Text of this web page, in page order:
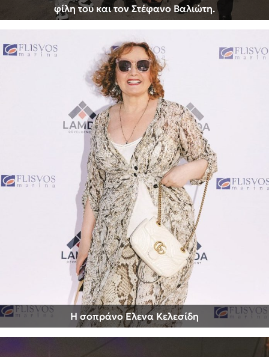
φίλη του και τον Στέφανο Βαλιώτη.
Η σοπράνο Ελενα Κελεσίδη